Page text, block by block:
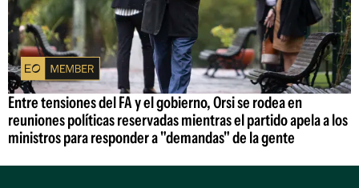
Entre tensiones del FA y el gobierno, Orsi se rodea en
reuniones políticas reservadas mientras el partido apela a los
ministros para responder a "demandas" de la gente